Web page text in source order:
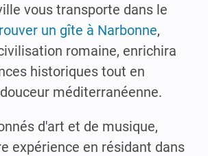
vous transporte dans le
un gîte à Narbonne,
romaine, enrichira
historiques tout en
méditerranéenne.
d'art et de musique,
expérience en résidant dans